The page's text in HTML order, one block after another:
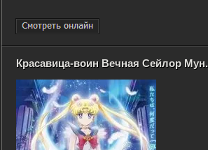
Красавица-воин Вечная Сейлор